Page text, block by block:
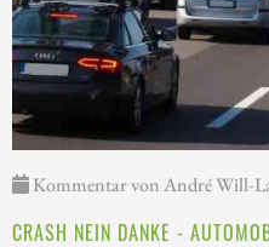
Kommentar von André Will-
CRASH NEIN DANKE -